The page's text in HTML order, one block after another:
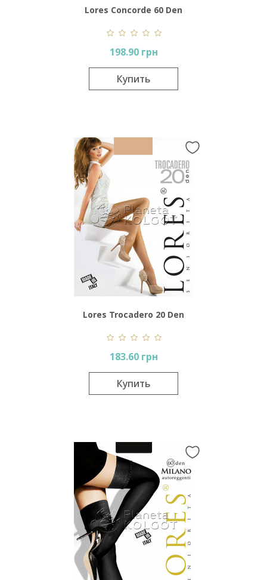
Lores Concorde 60 Den
198.90 грн
Купить
Lores Trocadero 20 Den
183.60 грн
Купить